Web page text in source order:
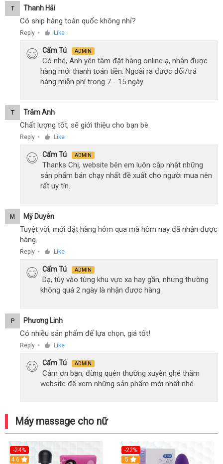
T Thanh Hải
Có ship hàng toàn quốc không nhỉ?
Reply ● Like
Cẩm Tú ADMIN
Có nhé, Anh yên tâm đặt hàng online ạ, nhận được
hàng mới thanh toán tiền. Ngoài ra được đổi/trả
hàng miễn phí trong 7 - 15 ngày
T Trâm Anh
Chất lượng tốt, sẽ giới thiệu cho bạn bè.
Reply ● Like
Cẩm Tú ADMIN
Thanks Chị, website bên em luôn cập nhật những
sản phẩm bán chạy nhất đề xuất cho người mua nên
rất uy tín.
M Mỹ Duyên
Tuyệt vời, mới đặt hàng hôm qua mà hôm nay đã nhận được
hàng.
Reply ● Like
Cẩm Tú ADMIN
Dạ, tùy vào từng khu vực xa hay gần, nhưng thường
không quá 2 ngày là nhận được hàng
P Phương Linh
Có nhiều sản phẩm để lựa chọn, giá tốt!
Reply ● Like
Cẩm Tú ADMIN
Cảm ơn bạn, đừng quên thường xuyên ghé thăm
website để xem những sản phẩm mới nhất nhé.
Máy massage cho nữ
-24%
4.6
-22%
Hot
5